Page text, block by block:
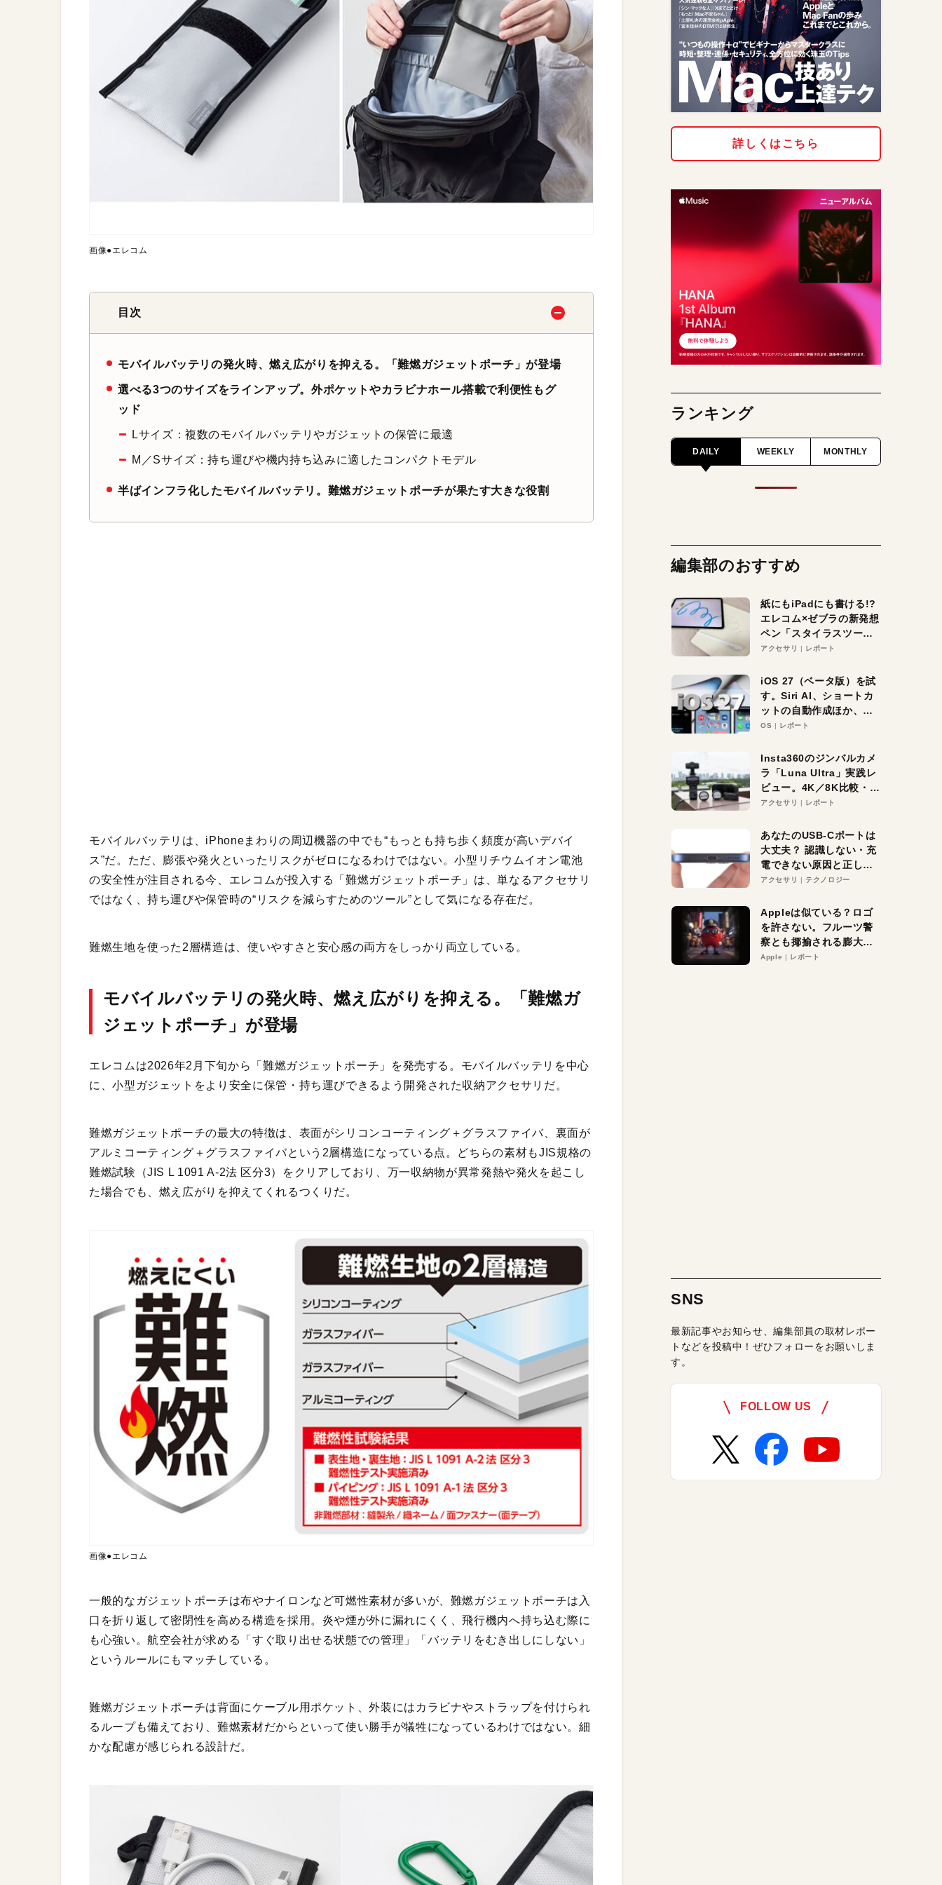
画像●エレコム
目次
モバイルバッテリの発火時、燃え広がりを抑える。「難燃ガジェットポーチ」が登場
選べる3つのサイズをラインアップ。外ポケットやカラビナホール搭載で利便性もグ
ッド
Lサイズ：複数のモバイルバッテリやガジェットの保管に最適
M／Sサイズ：持ち運びや機内持ち込みに適したコンパクトモデル
半ばインフラ化したモバイルバッテリ。難燃ガジェットポーチが果たす大きな役割
モバイルバッテリは、iPhoneまわりの周辺機器の中でも“もっとも持ち歩く頻度が高いデバイ
ス”だ。ただ、膨張や発火といったリスクがゼロになるわけではない。小型リチウムイオン電池
の安全性が注目される今、エレコムが投入する「難燃ガジェットポーチ」は、単なるアクセサリ
ではなく、持ち運びや保管時の“リスクを減らすためのツール”として気になる存在だ。
難燃生地を使った2層構造は、使いやすさと安心感の両方をしっかり両立している。
モバイルバッテリの発火時、燃え広がりを抑える。「難燃ガ
ジェットポーチ」が登場
エレコムは2026年2月下旬から「難燃ガジェットポーチ」を発売する。モバイルバッテリを中心
に、小型ガジェットをより安全に保管・持ち運びできるよう開発された収納アクセサリだ。
難燃ガジェットポーチの最大の特徴は、表面がシリコンコーティング＋グラスファイバ、裏面が
アルミコーティング＋グラスファイバという2層構造になっている点。どちらの素材もJIS規格の
難燃試験（JIS L 1091 A-2法 区分3）をクリアしており、万一収納物が異常発熱や発火を起こし
た場合でも、燃え広がりを抑えてくれるつくりだ。
画像●エレコム
一般的なガジェットポーチは布やナイロンなど可燃性素材が多いが、難燃ガジェットポーチは入
口を折り返して密閉性を高める構造を採用。炎や煙が外に漏れにくく、飛行機内へ持ち込む際に
も心強い。航空会社が求める「すぐ取り出せる状態での管理」「バッテリをむき出しにしない」
というルールにもマッチしている。
難燃ガジェットポーチは背面にケーブル用ポケット、外装にはカラビナやストラップを付けられ
るループも備えており、難燃素材だからといって使い勝手が犠牲になっているわけではない。細
かな配慮が感じられる設計だ。
詳しくはこちら
ランキング
DAILY WEEKLY MONTHLY
編集部のおすすめ
紙にもiPadにも書ける!?
エレコム×ゼブラの新発想
ペン「スタイラスツーウ
ェイ」レビュー。持ち替
アクセサリ レポート
iOS 27（ベータ版）を試
す。Siri AI、ショートカ
ットの自動作成ほか、期
待大の便利機能5選。
る未来はすぐそこ！
OS レポート
Insta360のジンバルカメ
ラ「Luna Ultra」実践レ
ビュー。4K／8K比較・ズ
ーム・夜間撮影をチェッ
アクセサリ レポート
あなたのUSB-Cポートは
大丈夫？ 認識しない・充
電できない原因と正しい
対策
アクセサリ テクノロジー
Appleは似ている？ロゴ
を許さない。フルーツ警
察とも揶揄される膨大な
異議申し立て。対象は非
Apple レポート
SNS
最新記事やお知らせ、編集部員の取材レポー
トなどを投稿中！ぜひフォローをお願いしま
す。
FOLLOW US